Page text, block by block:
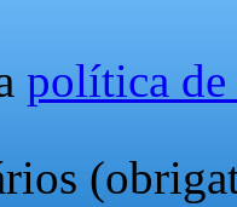
política de